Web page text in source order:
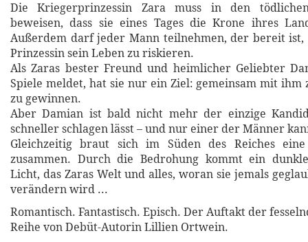
Die Kriegerprinzessin Zara muss in den tödlichen
beweisen, dass sie eines Tages die Krone ihres
Außerdem darf jeder Mann teilnehmen, der bereit
Prinzessin sein Leben zu riskieren.
Als Zaras bester Freund und heimlicher Geliebter
Spiele meldet, hat sie nur ein Ziel: gemeinsam mit ihm
zu gewinnen.
Aber Damian ist bald nicht mehr der einzige
schneller schlagen lässt – und nur einer der Männer
Gleichzeitig braut sich im Süden des Reiches
zusammen. Durch die Bedrohung kommt ein
Licht, das Zaras Welt und alles, woran sie jemals
verändern wird ...
Romantisch. Fantastisch. Episch. Der Auftakt der
Reihe von Debüt-Autorin Lillien Ortwein.